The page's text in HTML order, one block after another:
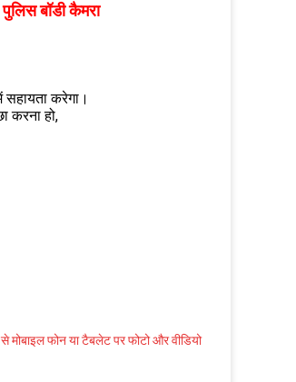
बॉडी कैमरा
सहायता करेगा।
करना हो,
मोबाइल फोन या टैबलेट पर फोटो और वीडियो